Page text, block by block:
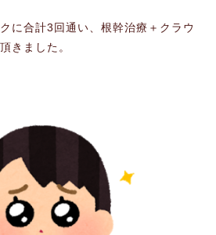
に合計3回通い、根幹治療＋クラウ
きました。